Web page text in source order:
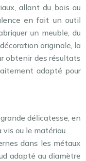
allant du bois au
en fait un outil
un meuble, du
originale, la
obtenir des résultats
adapté pour
délicatesse, en
ou le matériau.
dans les métaux
adapté au diamètre